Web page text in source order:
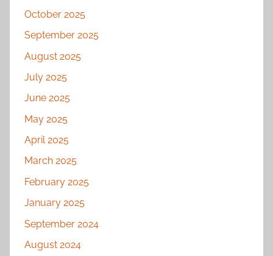
October 2025
September 2025
August 2025
July 2025
June 2025
May 2025
April 2025
March 2025
February 2025
January 2025
September 2024
August 2024